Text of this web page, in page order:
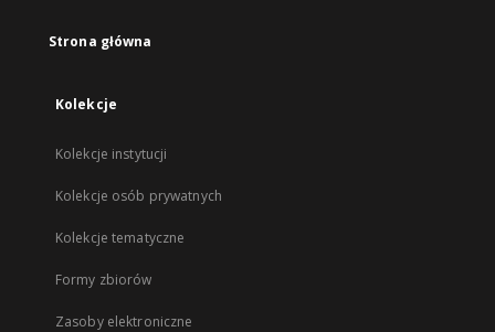
Strona główna
Kolekcje
Kolekcje instytucji
Kolekcje osób prywatnych
Kolekcje tematyczne
Formy zbiorów
Zasoby elektroniczne